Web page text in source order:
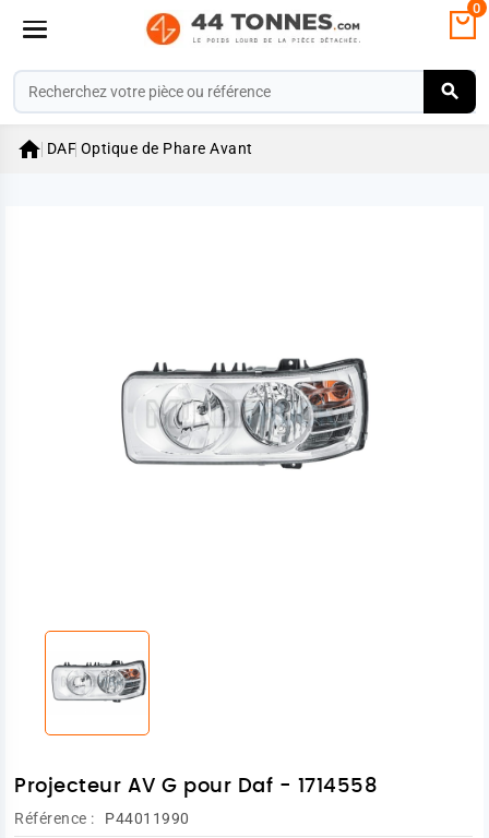
0
 DAF Optique de Phare Avant
Projecteur AV G pour Daf - 1714558
Référence : P44011990